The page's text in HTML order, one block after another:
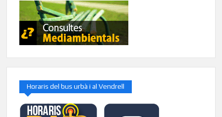
Horaris del bus urbà i al Vendrell